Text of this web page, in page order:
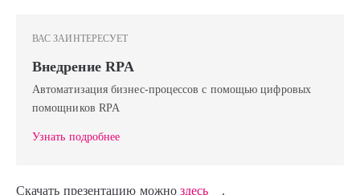
ВАС ЗАИНТЕРЕСУЕТ
Внедрение RPA
Автоматизация бизнес-процессов с помощью цифровых
помощников RPA
Узнать подробнее
Скачать презентацию можноздесь .